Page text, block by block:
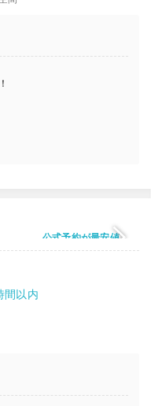
公式予約が最安値
間以内